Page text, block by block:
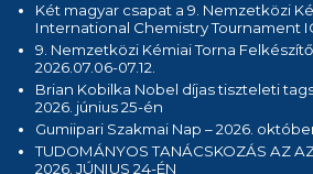
Két magyar csapat a 9. Nemzetközi
International Chemistry Tournament
9. Nemzetközi Kémiai Torna
2026.07.06-07.12.
Brian Kobilka Nobel díjas tiszteleti
2026. június 25-én
Gumiipari Szakmai Nap – 2026. október
TUDOMÁNYOS TANÁCSKOZÁS AZ
2026. JÚNIUS 24-ÉN